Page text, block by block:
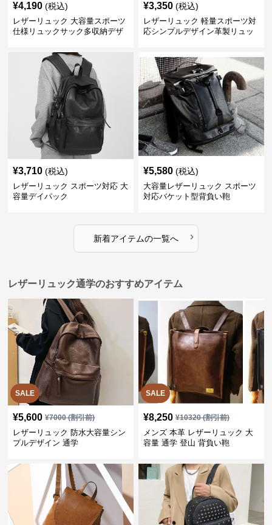
¥4,190 (税込)
レザーリュック 大容量スポーツ
仕様リュックサック多収納デザ
¥3,350 (税込)
レザーリュック 軽量スポーツ対
応シンプルデザイン革製リュッ
¥3,710 (税込)
レザーリュック スポーツ対応 大
容量デイパック
¥5,580 (税込)
大容量レザーリュック スポーツ
対応バケット型背負い鞄
新着アイテムの一覧へ ›
レザーリュック通学のおすすめアイテム
SALE
¥5,600 ¥7000(割引前)
レザーリュック 防水大容量シン
プルデザイン 通学
SALE
¥8,250 ¥10320(割引前)
メンズ 本革 レザーリュック 大
容量 通学 登山 背負い鞄